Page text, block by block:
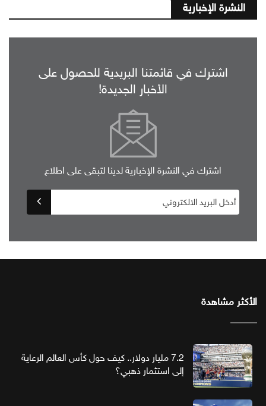
النشرة الإخبارية
اشترك في قائمتنا البريدية للحصول على
الأخبار الجديدة!
اشترك في النشرة الإخبارية لدينا لتبقى على اطلاع
الأكثر مشاهدة
7.2 مليار دولار.. كيف حول كأس العالم الرعاية
إلى استثمار ذهبي؟